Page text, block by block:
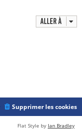
Aller à
Supprimer les cookies
Flat Style by Ian Bradley